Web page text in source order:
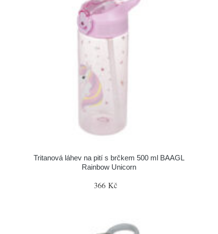
Tritanová láhev na pití s brčkem 500 ml BAAGL
Rainbow Unicorn
366 Kč